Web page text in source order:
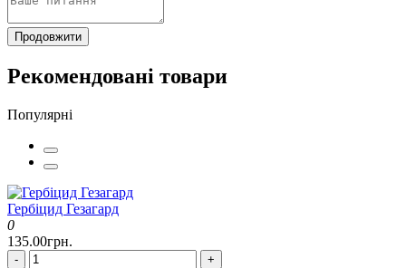
Продовжити
Рекомендовані товари
Популярні
Гербіцид Гезагард
0
135.00грн.
-
+